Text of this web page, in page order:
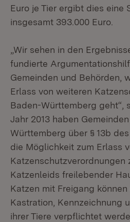
Euro je Tier ergibt dies eine
insgesamt 393.000 Euro.
„Wir sehen in den
fundierte
Gemeinden und Behörden,
Erlass von weiteren
Baden-Württemberg geht“,
Jahr 2013 haben
Württemberg über § 13b
die Möglichkeit zum Erlass
Katzenschutzverordnungen
Katzenleids freilebender
Katzen mit Freigang
Kastration, Kennzeichnung
ihrer Tiere verpflichtet